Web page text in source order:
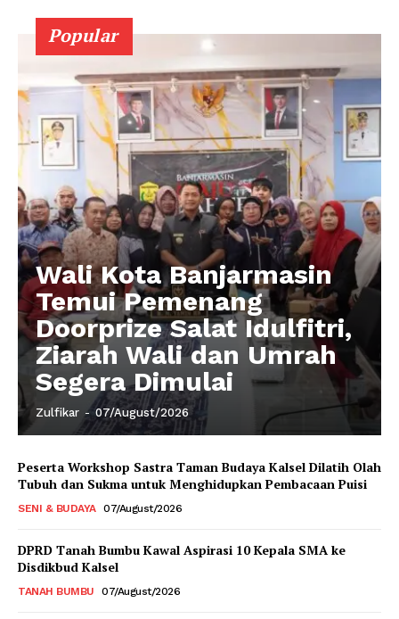
Popular
Wali Kota Banjarmasin
Temui Pemenang
Doorprize Salat Idulfitri,
Ziarah Wali dan Umrah
Segera Dimulai
Zulfikar - 07/August/2026
Peserta Workshop Sastra Taman Budaya Kalsel Dilatih Olah
Tubuh dan Sukma untuk Menghidupkan Pembacaan Puisi
SENI & BUDAYA 07/August/2026
DPRD Tanah Bumbu Kawal Aspirasi 10 Kepala SMA ke
Disdikbud Kalsel
TANAH BUMBU 07/August/2026